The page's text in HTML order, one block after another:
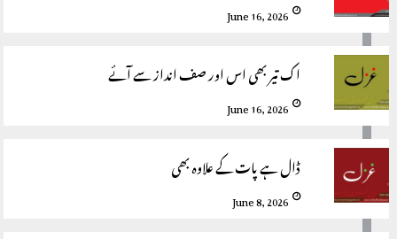
June 16, 2026
اک تیر بھی اس اور صف انداز سے آئے
June 16, 2026
ڈال ہے پات کے علاوہ بھی
June 8, 2026